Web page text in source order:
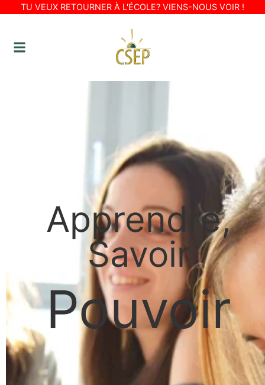
TU VEUX RETOURNER À L'ÉCOLE? VIENS-NOUS VOIR !
Apprendre,
Savoir
Pouvoir